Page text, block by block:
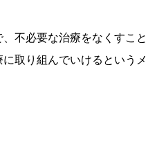
不必要な治療をなくすこと
取り組んでいけるというメ